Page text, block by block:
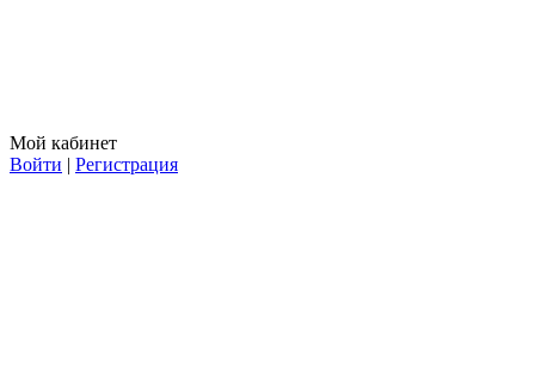
Мой кабинет
Войти | Регистрация